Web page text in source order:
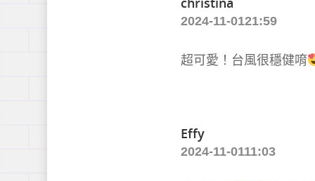
2024-11-0121:59
超可愛！台風很穩健唷
Effy
2024-11-0111:03